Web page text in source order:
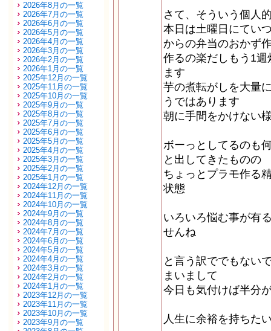
2026年8月の一覧
2026年7月の一覧
2026年6月の一覧
2026年5月の一覧
2026年4月の一覧
2026年3月の一覧
2026年2月の一覧
2026年1月の一覧
2025年12月の一覧
2025年11月の一覧
2025年10月の一覧
2025年9月の一覧
2025年8月の一覧
2025年7月の一覧
2025年6月の一覧
2025年5月の一覧
2025年4月の一覧
2025年3月の一覧
2025年2月の一覧
2025年1月の一覧
2024年12月の一覧
2024年11月の一覧
2024年10月の一覧
2024年9月の一覧
2024年8月の一覧
2024年7月の一覧
2024年6月の一覧
2024年5月の一覧
2024年4月の一覧
2024年3月の一覧
2024年2月の一覧
2024年1月の一覧
2023年12月の一覧
2023年11月の一覧
2023年10月の一覧
2023年9月の一覧
さて、そういう個人
本日は土曜日にてい
からの弁当のおかず
作るの楽だしもう1
ます
芋の煮転がしを大量
うではあります
朝に手間をかけない
ボーっとしてるのも
と出してきたものの
ちょっとプラモ作る
状態
いろいろ悩む事が有
せんね
と言う訳ででもない
まいまして
今日も気付けば半分
人生に余裕を持ちた